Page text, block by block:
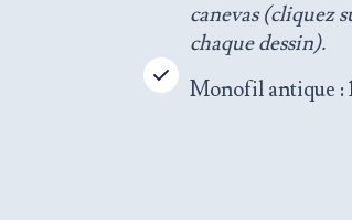
canevas (cliquez
chaque dessin).
Monofil antique :